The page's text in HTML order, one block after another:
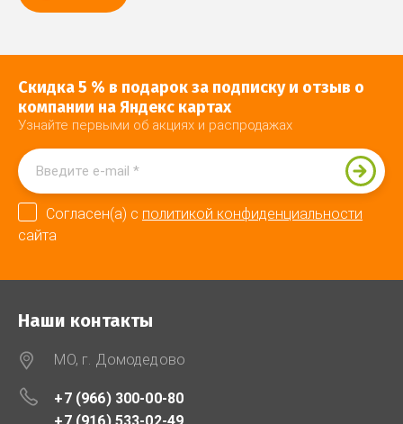
Скидка 5 % в подарок за подписку и отзыв о
компании на Яндекс картах
Узнайте первыми об акциях и распродажах
Согласен(а) с политикой конфиденциальности
сайта
Наши контакты
МО, г. Домодедово
+7 (966) 300-00-80